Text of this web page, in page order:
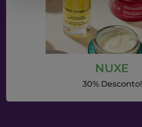
NUXE
30% Desconto!